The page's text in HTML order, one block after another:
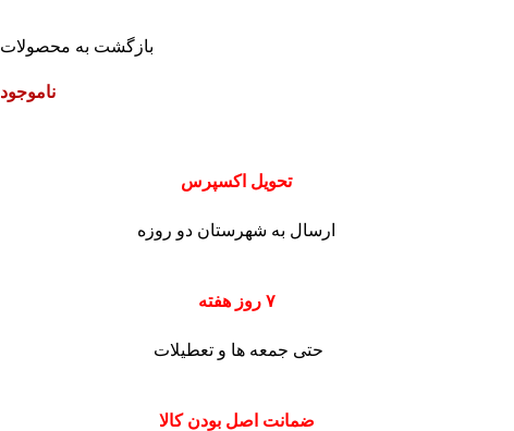
بازگشت به محصولات
ناموجود
تحویل اکسپرس
ارسال به شهرستان دو روزه
۷ روز هفته
حتی جمعه ها و تعطیلات
ضمانت اصل بودن کالا